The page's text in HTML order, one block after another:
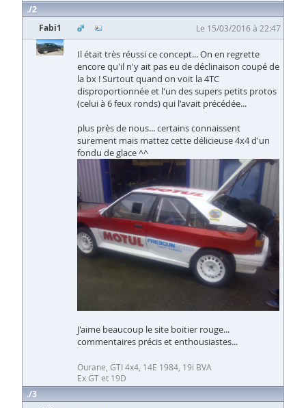
2
Fabi1
Le 15/03/2016 à 22:47
Il était très réussi ce concept... On en regrette
encore qu'il n'y ait pas eu de déclinaison coupé de
la bx ! Surtout quand on voit la 4TC
disproportionnée et l'un des supers petits protos
(celui à 6 feux ronds) qui l'avait précédée...
plus près de nous... certains connaissent
surement mais mattez cette délicieuse 4x4 d'un
fondu de glace ^^
J'aime beaucoup le site boitier rouge...
commentaires précis et enthousiastes...
Ourane, GTI 4x4, 14E 1984, 19i BVA
Ex GT et 19D
3